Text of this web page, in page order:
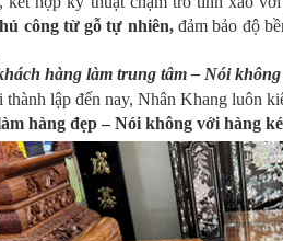
công từ gỗ tự nhiên,đảm bảo độ
hàng làm trung tâm – Nói
thành lập đến nay, Nhân Khang luôn
hàng đẹp – Nói không với hàng